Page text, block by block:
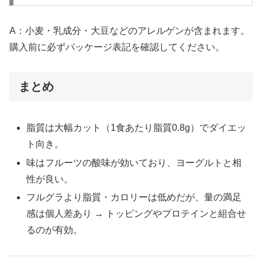
A：小麦・乳成分・大豆などのアレルゲンが含まれます。
購入前に必ずパッケージ表記を確認してください。
まとめ
脂質は大幅カット（1食あたり脂質0.8g）でダイエッ
ト向き。
味はフルーツの酸味が効いており、ヨーグルトと相
性が良い。
フルグラより脂質・カロリーは低めだが、量の満足
感は個人差あり → トッピングやプロテインと組合せ
るのが有効。